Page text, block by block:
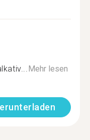
Mehr lesen